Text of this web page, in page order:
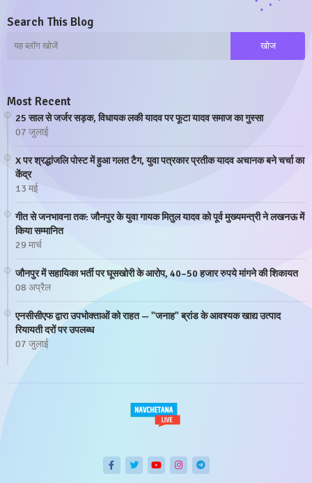
Search This Blog
Most Recent
25 साल से जर्जर सड़क, विधायक लकी यादव पर फूटा यादव समाज का गुस्सा
07 जुलाई
X पर श्रद्धांजलि पोस्ट में हुआ गलत टैग, युवा पत्रकार प्रतीक यादव अचानक बने चर्चा का
केंद्र
13 मई
गीत से जनभावना तक: जौनपुर के युवा गायक मितुल यादव को पूर्व मुख्यमन्त्री ने लखनऊ में
किया सम्मानित
29 मार्च
जौनपुर में सहायिका भर्ती पर घूसखोरी के आरोप, 40–50 हजार रुपये मांगने की शिकायत
08 अप्रैल
एनसीसीएफ द्वारा उपभोक्ताओं को राहत — "जनाह" ब्रांड के आवश्यक खाद्य उत्पाद
रियायती दरों पर उपलब्ध
07 जुलाई